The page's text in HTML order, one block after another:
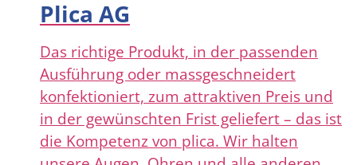
Plica AG
Das richtige Produkt, in der passenden
Ausführung oder massgeschneidert
konfektioniert, zum attraktiven Preis und
in der gewünschten Frist geliefert – das ist
die Kompetenz von plica. Wir halten